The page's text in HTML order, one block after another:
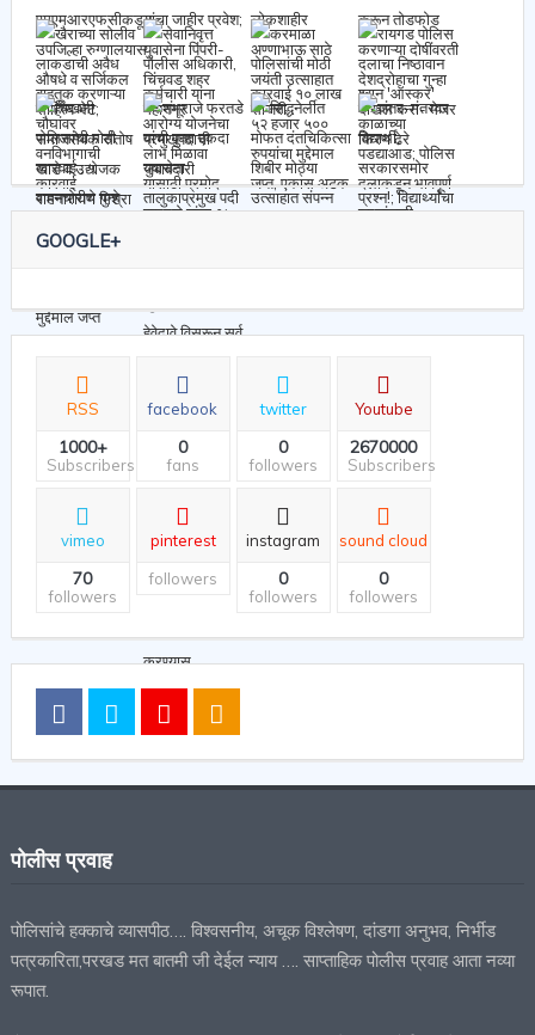
GOOGLE+
RSS
1000+
Subscribers
facebook
0
fans
twitter
0
followers
Youtube
2670000
Subscribers
vimeo
70
followers
pinterest
followers
instagram
0
followers
sound cloud
0
followers
पत्रकारिता,परखड मत बातमी जी देईल न्याय …. साप्ताहिक पोलीस प्रवाह आता नव्या
रूपात.